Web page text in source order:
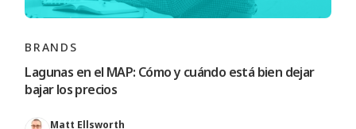
BRANDS
Lagunas en el MAP: Cómo y cuándo está bien dejar
bajar los precios
Matt Ellsworth